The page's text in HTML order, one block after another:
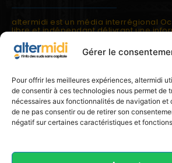
Gérer le
Pour offrir les meilleures expériences, altermidi
de consentir à ces technologies nous permet de
nécessaires aux fonctionnalités de navigation et
de ne pas consentir ou de retirer son
négatif sur certaines caractéristiques et
altermidi est un média interrégional
libre et indépendant délivrant une
altermidi est ouvert sur les suds, la
l'europe.
altermidi aborde des thématiques
partir des constats de terrain ou
local.
altermidi c'est l'information capitale,